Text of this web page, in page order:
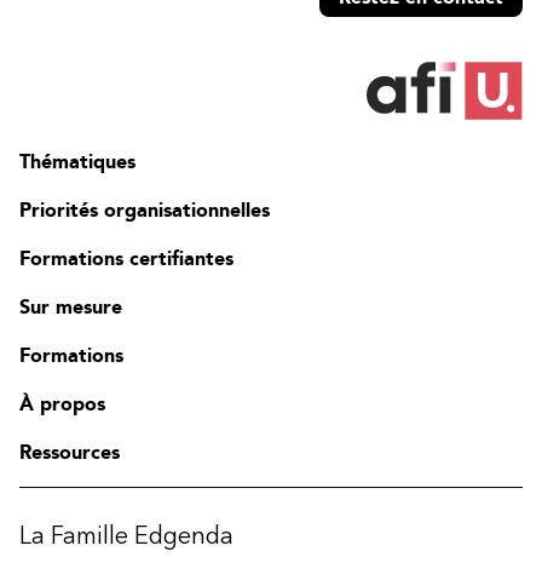
Thématiques
Priorités organisationnelles
Formations certifiantes
Sur mesure
Formations
À propos
Ressources
La Famille Edgenda